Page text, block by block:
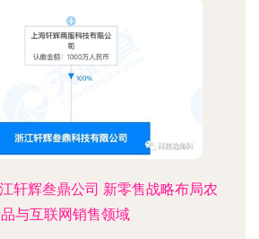
轩辉叁鼎公司 新零售战略布局农
与互联网销售领域